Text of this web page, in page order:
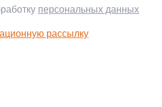
персональных данных
рассылку